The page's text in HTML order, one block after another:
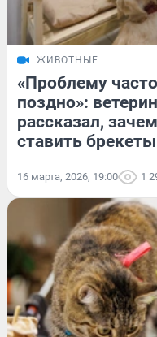
ЖИВОТНЫЕ
«Проблему
поздно»:
рассказал,
ставить
16 марта, 2026, 19:00 1